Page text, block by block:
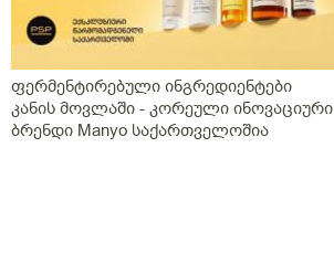
ფერმენტირებული ინგრედიენტები
კანის მოვლაში - კორეული ინოვაციური
ბრენდი Manyo საქართველოშია